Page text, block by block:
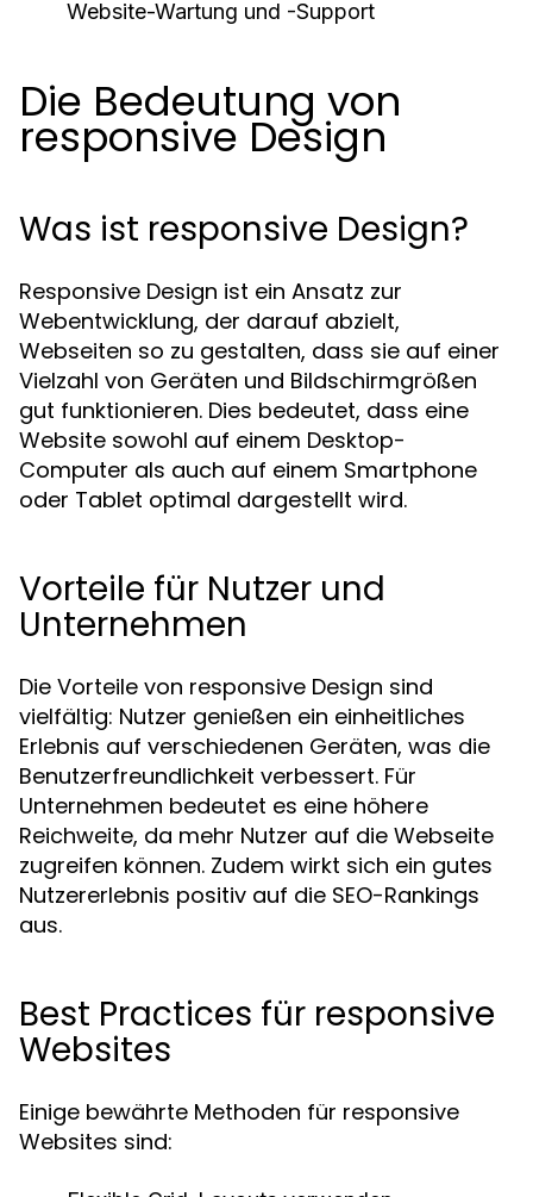
Website-Wartung und -Support
Die Bedeutung von
responsive Design
Was ist responsive Design?
Responsive Design ist ein Ansatz zur
Webentwicklung, der darauf abzielt,
Webseiten so zu gestalten, dass sie auf einer
Vielzahl von Geräten und Bildschirmgrößen
gut funktionieren. Dies bedeutet, dass eine
Website sowohl auf einem Desktop-
Computer als auch auf einem Smartphone
oder Tablet optimal dargestellt wird.
Vorteile für Nutzer und
Unternehmen
Die Vorteile von responsive Design sind
vielfältig: Nutzer genießen ein einheitliches
Erlebnis auf verschiedenen Geräten, was die
Benutzerfreundlichkeit verbessert. Für
Unternehmen bedeutet es eine höhere
Reichweite, da mehr Nutzer auf die Webseite
zugreifen können. Zudem wirkt sich ein gutes
Nutzererlebnis positiv auf die SEO-Rankings
aus.
Best Practices für responsive
Websites
Einige bewährte Methoden für responsive
Websites sind: